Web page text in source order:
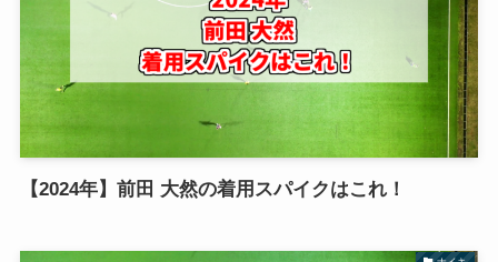
【2024年】前田 大然の着用スパイクはこれ！